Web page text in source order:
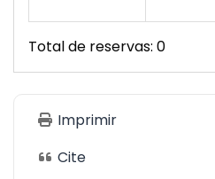
Total de reservas: 0
Imprimir
Cite